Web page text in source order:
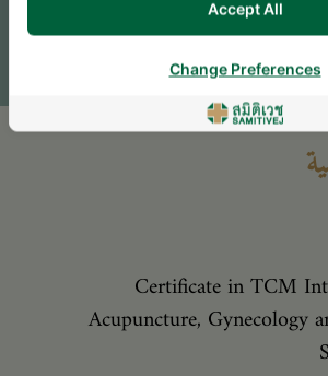
اترك سؤالاً
- Certificate in TCM
Acupuncture, Gynecology
Accept All
Change Preferences